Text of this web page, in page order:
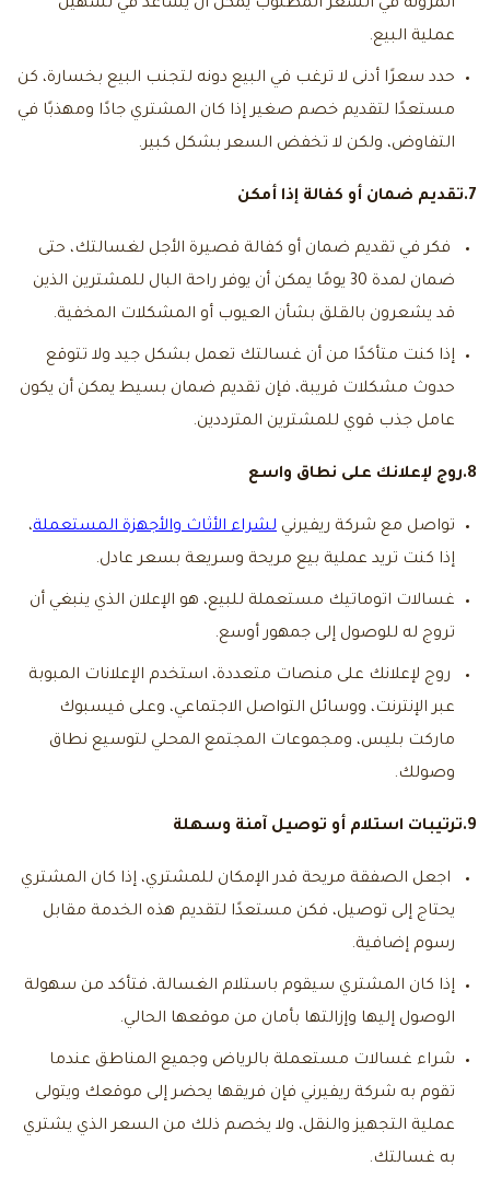
المرونة في السعر المطلوب يمكن أن يساعد في تسهيل
عملية البيع.
حدد سعرًا أدنى لا ترغب في البيع دونه لتجنب البيع بخسارة، كن
مستعدًا لتقديم خصم صغير إذا كان المشتري جادًا ومهذبًا في
التفاوض، ولكن لا تخفض السعر بشكل كبير.
7.تقديم ضمان أو كفالة إذا أمكن
فكر في تقديم ضمان أو كفالة قصيرة الأجل لغسالتك، حتى
ضمان لمدة 30 يومًا يمكن أن يوفر راحة البال للمشترين الذين
قد يشعرون بالقلق بشأن العيوب أو المشكلات المخفية.
إذا كنت متأكدًا من أن غسالتك تعمل بشكل جيد ولا تتوقع
حدوث مشكلات قريبة، فإن تقديم ضمان بسيط يمكن أن يكون
عامل جذب قوي للمشترين المترددين.
8.روج لإعلانك على نطاق واسع
تواصل مع شركة ريفيرني لشراء الأثاث والأجهزة المستعملة،
إذا كنت تريد عملية بيع مريحة وسريعة بسعر عادل.
غسالات اتوماتيك مستعملة للبيع، هو الإعلان الذي ينبغي أن
تروج له للوصول إلى جمهور أوسع.
روج لإعلانك على منصات متعددة، استخدم الإعلانات المبوبة
عبر الإنترنت، ووسائل التواصل الاجتماعي، وعلى فيسبوك
ماركت بليس، ومجموعات المجتمع المحلي لتوسيع نطاق
وصولك.
9.ترتيبات استلام أو توصيل آمنة وسهلة
اجعل الصفقة مريحة قدر الإمكان للمشتري، إذا كان المشتري
يحتاج إلى توصيل، فكن مستعدًا لتقديم هذه الخدمة مقابل
رسوم إضافية.
إذا كان المشتري سيقوم باستلام الغسالة، فتأكد من سهولة
الوصول إليها وإزالتها بأمان من موقعها الحالي.
شراء غسالات مستعملة بالرياض وجميع المناطق عندما
تقوم به شركة ريفيرني فإن فريقها يحضر إلى موقعك ويتولى
عملية التجهيز والنقل، ولا يخصم ذلك من السعر الذي يشتري
به غسالتك.